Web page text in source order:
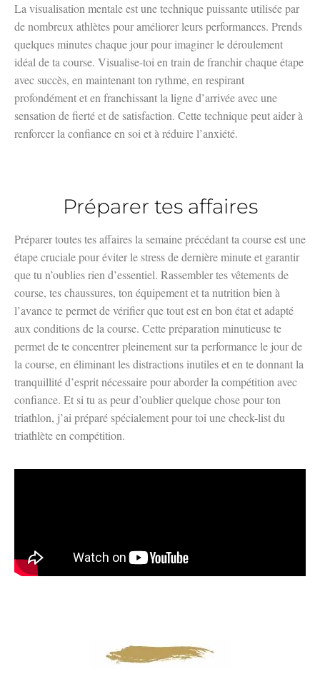
La visualisation mentale est une technique puissante utilisée par
de nombreux athlètes pour améliorer leurs performances. Prends
quelques minutes chaque jour pour imaginer le déroulement
idéal de ta course. Visualise-toi en train de franchir chaque étape
avec succès, en maintenant ton rythme, en respirant
profondément et en franchissant la ligne d’arrivée avec une
sensation de fierté et de satisfaction. Cette technique peut aider à
renforcer la confiance en soi et à réduire l’anxiété.
Préparer tes affaires
Préparer toutes tes affaires la semaine précédant ta course est une
étape cruciale pour éviter le stress de dernière minute et garantir
que tu n’oublies rien d’essentiel. Rassembler tes vêtements de
course, tes chaussures, ton équipement et ta nutrition bien à
l’avance te permet de vérifier que tout est en bon état et adapté
aux conditions de la course. Cette préparation minutieuse te
permet de te concentrer pleinement sur ta performance le jour de
la course, en éliminant les distractions inutiles et en te donnant la
tranquillité d’esprit nécessaire pour aborder la compétition avec
confiance. Et si tu as peur d’oublier quelque chose pour ton
triathlon, j’ai préparé spécialement pour toi une check-list du
triathlète en compétition.